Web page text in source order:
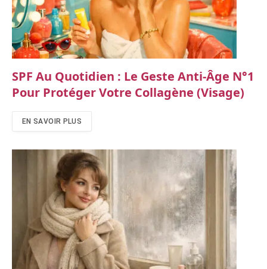
SPF Au Quotidien : Le Geste Anti‑âge N°1
Pour Protéger Votre Collagène (visage)
EN SAVOIR PLUS